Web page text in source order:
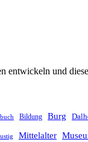
entwickeln und
Bildung Burg
Mittelalter